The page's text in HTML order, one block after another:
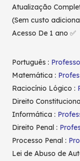
Atualização
(Sem custo
Acesso De 1 ano ✅
Português :
Matemática :
Raciocínio Lógico :
Direito
Informática :
Direito Penal :
Processo Penal :
Lei de Abuso de